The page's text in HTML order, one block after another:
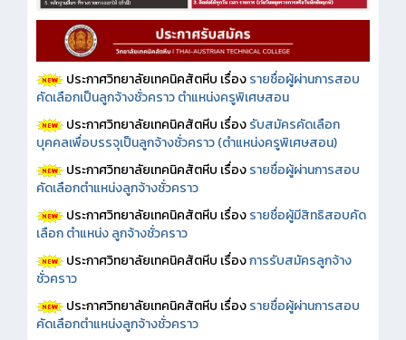
ประกาศวิทยาลัยเทคนิคสัตหีบ เรื่องรายชื่อผู้ผ่านการสอบ
คัดเลือกเป็นลูกจ้างชั่วคราว ตำแหน่งครูพิเศษสอน
ประกาศวิทยาลัยเทคนิคสัตหีบ เรื่องรับสมัครคัดเลือก
บุคคลเพื่อบรรจุเป็นลูกจ้างชั่วคราว (ตำแหน่งครูพิเศษสอน)
ประกาศวิทยาลัยเทคนิคสัตหีบ เรื่องรายชื่อผู้ผ่านการสอบ
คัดเลือกตำแหน่งลูกจ้างชั่วคราว
ประกาศวิทยาลัยเทคนิคสัตหีบ เรื่องรายชื่อผู้มีสิทธิสอบคัด
เลือก ตำแหน่ง ลูกจ้างชั่วคราว
ประกาศวิทยาลัยเทคนิคสัตหีบ เรื่องการรับสมัครลูกจ้าง
ชั่วคราว
ประกาศวิทยาลัยเทคนิคสัตหีบ เรื่องรายชื่อผู้ผ่านการสอบ
คัดเลือกตำแหน่งลูกจ้างชั่วคราว